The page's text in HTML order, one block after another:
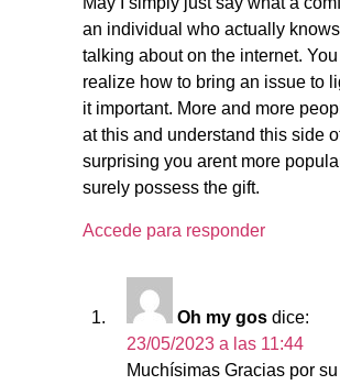
an individual who actually
talking about on the internet.
realize how to bring an issue to
it important. More and more
at this and understand this side
surprising you arent more
surely possess the gift.
Accede para responder
Oh my gos dice:
23/05/2023 a las 11:44
Muchísimas Gracias por